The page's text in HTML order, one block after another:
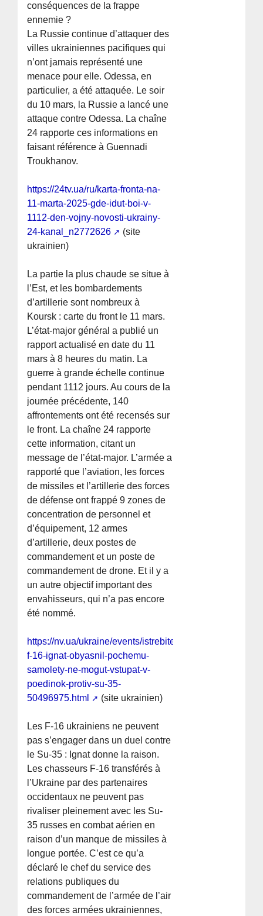
conséquences de la frappe
ennemie ?
La Russie continue d’attaquer des
villes ukrainiennes pacifiques qui
n’ont jamais représenté une
menace pour elle. Odessa, en
particulier, a été attaquée. Le soir
du 10 mars, la Russie a lancé une
attaque contre Odessa. La chaîne
24 rapporte ces informations en
faisant référence à Guennadi
Troukhanov.
https://24tv.ua/ru/karta-fronta-na-
11-marta-2025-gde-idut-boi-v-
1112-den-vojny-novosti-ukrainy-
24-kanal_n2772626
(site
ukrainien)
La partie la plus chaude se situe à
l’Est, et les bombardements
d’artillerie sont nombreux à
Koursk : carte du front le 11 mars.
L’état-major général a publié un
rapport actualisé en date du 11
mars à 8 heures du matin. La
guerre à grande échelle continue
pendant 1112 jours. Au cours de la
journée précédente, 140
affrontements ont été recensés sur
le front. La chaîne 24 rapporte
cette information, citant un
message de l’état-major. L’armée a
rapporté que l’aviation, les forces
de missiles et l’artillerie des forces
de défense ont frappé 9 zones de
concentration de personnel et
d’équipement, 12 armes
d’artillerie, deux postes de
commandement et un poste de
commandement de drone. Et il y a
un autre objectif important des
envahisseurs, qui n’a pas encore
été nommé.
https://nv.ua/ukraine/events/istrebiteli-
f-16-ignat-obyasnil-pochemu-
samolety-ne-mogut-vstupat-v-
poedinok-protiv-su-35-
50496975.html
(site ukrainien)
Les F-16 ukrainiens ne peuvent
pas s’engager dans un duel contre
le Su-35 : Ignat donne la raison.
Les chasseurs F-16 transférés à
l’Ukraine par des partenaires
occidentaux ne peuvent pas
rivaliser pleinement avec les Su-
35 russes en combat aérien en
raison d’un manque de missiles à
longue portée. C’est ce qu’a
déclaré le chef du service des
relations publiques du
commandement de l’armée de l’air
des forces armées ukrainiennes,